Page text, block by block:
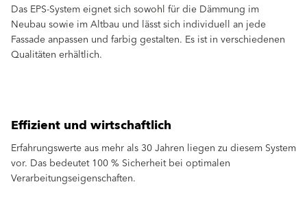
Das EPS-System eignet sich sowohl für die Dämmung im
Neubau sowie im Altbau und lässt sich individuell an jede
Fassade anpassen und farbig gestalten. Es ist in verschiedenen
Qualitäten erhältlich.
Effizient und wirtschaftlich
Erfahrungswerte aus mehr als 30 Jahren liegen zu diesem System
vor. Das bedeutet 100 % Sicherheit bei optimalen
Verarbeitungseigenschaften.